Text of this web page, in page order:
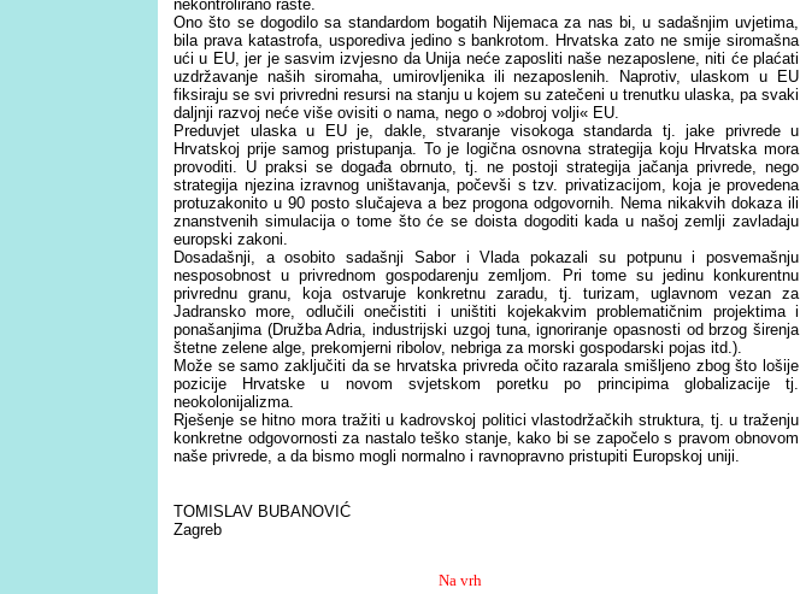
nekontrolirano raste.
Ono što se dogodilo sa standardom bogatih Nijemaca za nas bi, u sadašnjim uvjetima,
bila prava katastrofa, usporediva jedino s bankrotom. Hrvatska zato ne smije siromašna
ući u EU, jer je sasvim izvjesno da Unija neće zaposliti naše nezaposlene, niti će plaćati
uzdržavanje naših siromaha, umirovljenika ili nezaposlenih. Naprotiv, ulaskom u EU
fiksiraju se svi privredni resursi na stanju u kojem su zatečeni u trenutku ulaska, pa svaki
daljnji razvoj neće više ovisiti o nama, nego o »dobroj volji« EU.
Preduvjet ulaska u EU je, dakle, stvaranje visokoga standarda tj. jake privrede u
Hrvatskoj prije samog pristupanja. To je logična osnovna strategija koju Hrvatska mora
provoditi. U praksi se događa obrnuto, tj. ne postoji strategija jačanja privrede, nego
strategija njezina izravnog uništavanja, počevši s tzv. privatizacijom, koja je provedena
protuzakonito u 90 posto slučajeva a bez progona odgovornih. Nema nikakvih dokaza ili
znanstvenih simulacija o tome što će se doista dogoditi kada u našoj zemlji zavladaju
europski zakoni.
Dosadašnji, a osobito sadašnji Sabor i Vlada pokazali su potpunu i posvemašnju
nesposobnost u privrednom gospodarenju zemljom. Pri tome su jedinu konkurentnu
privrednu granu, koja ostvaruje konkretnu zaradu, tj. turizam, uglavnom vezan za
Jadransko more, odlučili onečistiti i uništiti kojekakvim problematičnim projektima i
ponašanjima (Družba Adria, industrijski uzgoj tuna, ignoriranje opasnosti od brzog širenja
štetne zelene alge, prekomjerni ribolov, nebriga za morski gospodarski pojas itd.).
Može se samo zaključiti da se hrvatska privreda očito razarala smišljeno zbog što lošije
pozicije Hrvatske u novom svjetskom poretku po principima globalizacije tj.
neokolonijalizma.
Rješenje se hitno mora tražiti u kadrovskoj politici vlastodržačkih struktura, tj. u traženju
konkretne odgovornosti za nastalo teško stanje, kako bi se započelo s pravom obnovom
naše privrede, a da bismo mogli normalno i ravnopravno pristupiti Europskoj uniji.
TOMISLAV BUBANOVIĆ
Zagreb
Na vrh